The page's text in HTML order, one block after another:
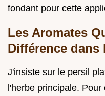
fondant pour cette
Les Aromates
Différence dans
J'insiste sur le persil
l'herbe principale.